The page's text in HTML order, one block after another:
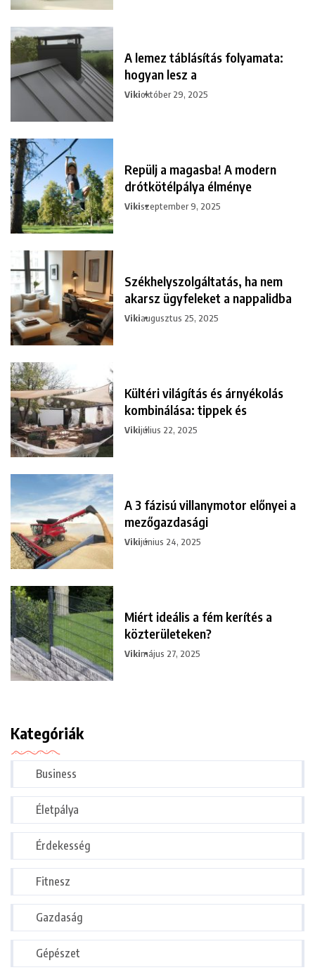
A lemez táblásítás folyamata:
hogyan lesz a
Vikioktóber 29, 2025
Repülj a magasba! A modern
drótkötélpálya élménye
Vikiszeptember 9, 2025
Székhelyszolgáltatás, ha nem
akarsz ügyfeleket a nappalidba
Vikiaugusztus 25, 2025
Kültéri világítás és árnyékolás
kombinálása: tippek és
Vikijúlius 22, 2025
A 3 fázisú villanymotor előnyei a
mezőgazdasági
Vikijúnius 24, 2025
Miért ideális a fém kerítés a
közterületeken?
Vikimájus 27, 2025
Kategóriák
Business
Életpálya
Érdekesség
Fitnesz
Gazdaság
Gépészet